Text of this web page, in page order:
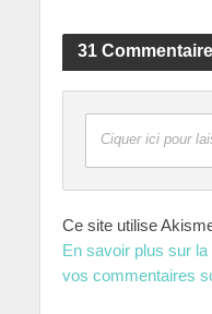
31
Ciquer ici pour
Ce site utilise
En savoir plus sur
vos commentaires